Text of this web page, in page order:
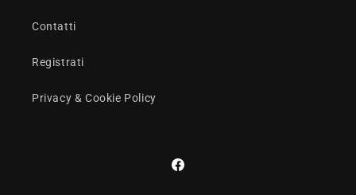
Contatti
Registrati
Privacy & Cookie Policy
Facebook